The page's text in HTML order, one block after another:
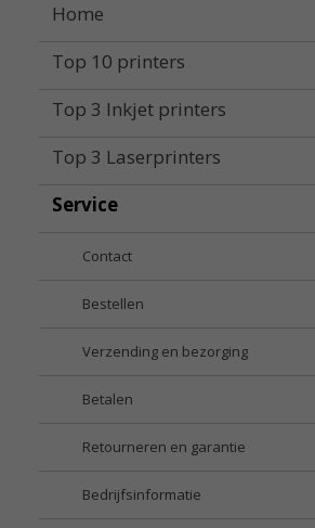
Home
Top 10 printers
Top 3 Inkjet printers
Top 3 Laserprinters
Service
Contact
Bestellen
Verzending en bezorging
Betalen
Retourneren en garantie
Bedrijfsinformatie